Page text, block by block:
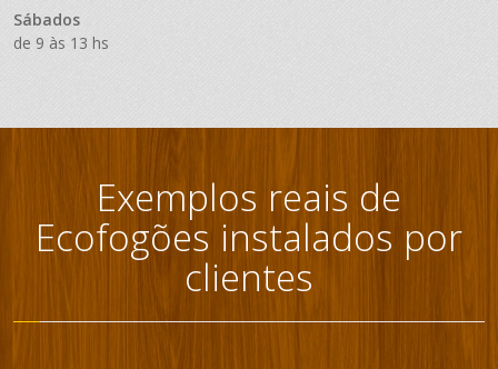
Sábados
de 9 às 13 hs
Exemplos reais de
Ecofogões instalados por
clientes